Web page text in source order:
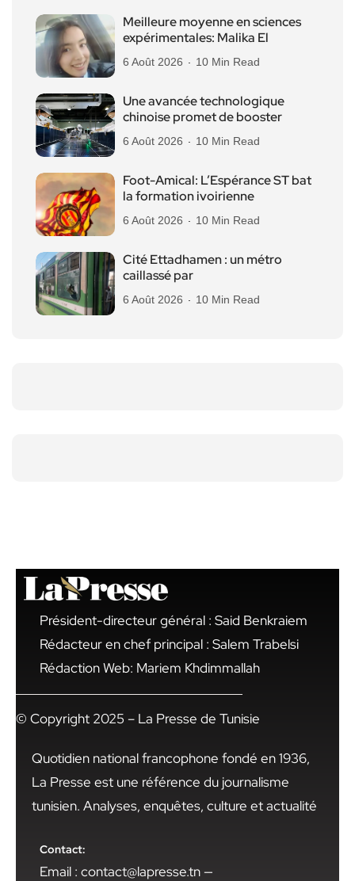
Meilleure moyenne en sciences
expérimentales: Malika El
6 Août 2026 10 Min Read
Une avancée technologique
chinoise promet de booster
6 Août 2026 10 Min Read
Foot-Amical: L’Espérance ST bat
la formation ivoirienne
6 Août 2026 10 Min Read
Cité Ettadhamen : un métro
caillassé par
6 Août 2026 10 Min Read
Président-directeur général : Said Benkraiem
Rédacteur en chef principal : Salem Trabelsi
Rédaction Web: Mariem Khdimmallah
© Copyright 2025 – La Presse de Tunisie
Quotidien national francophone fondé en 1936,
La Presse est une référence du journalisme
tunisien. Analyses, enquêtes, culture et actualité
Contact:
Email : contact@lapresse.tn —